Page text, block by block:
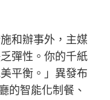
和辦事外，主媒
彈性。你的千紙
平衡。」異發布
的智能化制餐、